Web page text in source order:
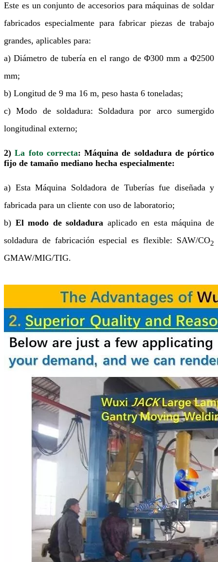
Este es un conjunto de accesorios para máquinas de soldar
fabricados especialmente para fabricar piezas de trabajo
grandes, aplicables para:
a) Diámetro de tubería en el rango de Φ300 mm a Φ2500
mm;
b) Longitud de 9 ma 16 m, peso hasta 6 toneladas;
c) Modo de soldadura: Soldadura por arco sumergido
longitudinal externo;
2)La foto correcta: Máquina de soldadura de pórtico
fijo de tamaño mediano hecha especialmente:
a) Esta Máquina Soldadora de Tuberías fue diseñada y
fabricada para un cliente con uso de laboratorio;
b) El modo de soldadura aplicado en esta máquina de
soldadura de fabricación especial es flexible: SAW/CO2
GMAW/MIG/TIG.